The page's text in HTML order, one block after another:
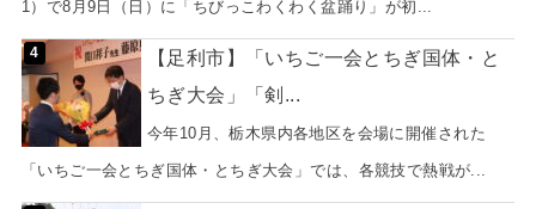
1）で8月9日（日）に「ちびっこわくわく盆踊り」が初...
【足利市】「いちご一会とちぎ国体・と
ちぎ大会」「剣...
今年10月、栃木県内各地区を会場に開催された
「いちご一会とちぎ国体・とちぎ大会」では、各競技で熱戦が...